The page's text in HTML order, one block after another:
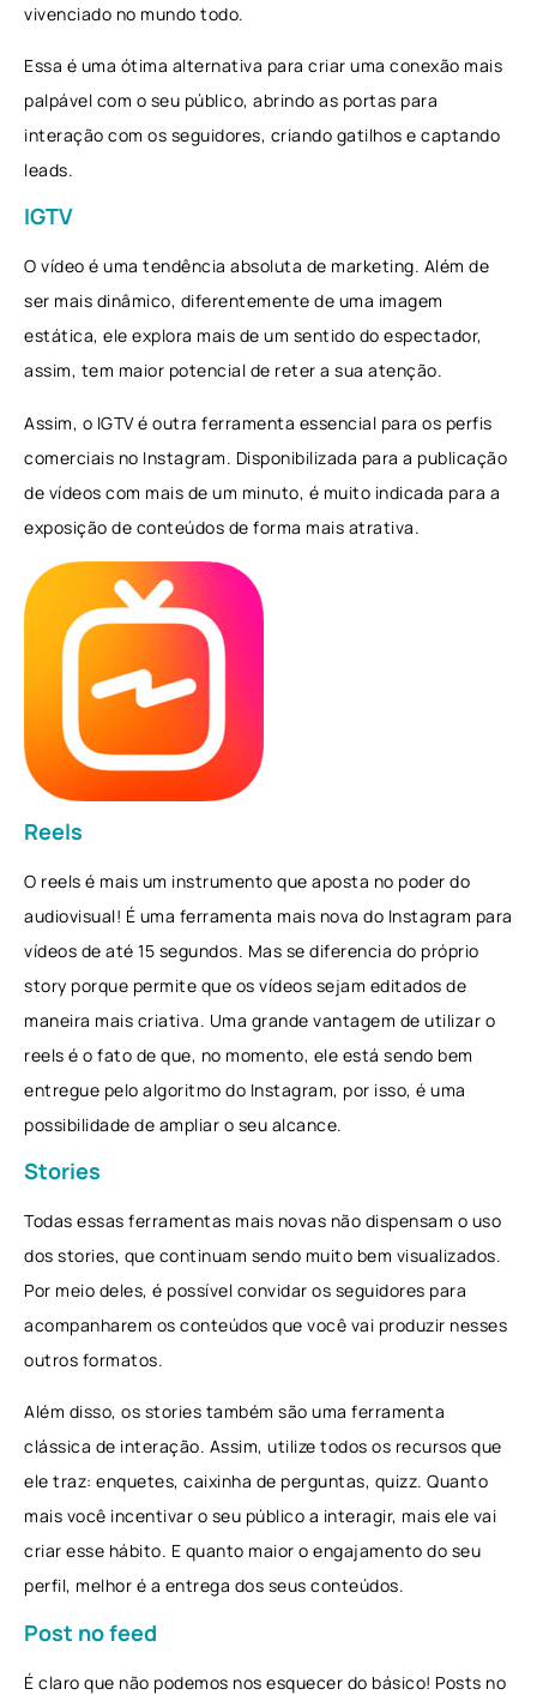
vivenciado no mundo todo.
Essa é uma ótima alternativa para criar uma conexão mais
palpável com o seu público, abrindo as portas para
interação com os seguidores, criando gatilhos e captando
leads.
IGTV
O vídeo é uma tendência absoluta de marketing. Além de
ser mais dinâmico, diferentemente de uma imagem
estática, ele explora mais de um sentido do espectador,
assim, tem maior potencial de reter a sua atenção.
Assim, o IGTV é outra ferramenta essencial para os perfis
comerciais no Instagram. Disponibilizada para a publicação
de vídeos com mais de um minuto, é muito indicada para a
exposição de conteúdos de forma mais atrativa.
Reels
O reels é mais um instrumento que aposta no poder do
audiovisual! É uma ferramenta mais nova do Instagram para
vídeos de até 15 segundos. Mas se diferencia do próprio
story porque permite que os vídeos sejam editados de
maneira mais criativa. Uma grande vantagem de utilizar o
reels é o fato de que, no momento, ele está sendo bem
entregue pelo algoritmo do Instagram, por isso, é uma
possibilidade de ampliar o seu alcance.
Stories
Todas essas ferramentas mais novas não dispensam o uso
dos stories, que continuam sendo muito bem visualizados.
Por meio deles, é possível convidar os seguidores para
acompanharem os conteúdos que você vai produzir nesses
outros formatos.
Além disso, os stories também são uma ferramenta
clássica de interação. Assim, utilize todos os recursos que
ele traz: enquetes, caixinha de perguntas, quizz. Quanto
mais você incentivar o seu público a interagir, mais ele vai
criar esse hábito. E quanto maior o engajamento do seu
perfil, melhor é a entrega dos seus conteúdos.
Post no feed
É claro que não podemos nos esquecer do básico! Posts no